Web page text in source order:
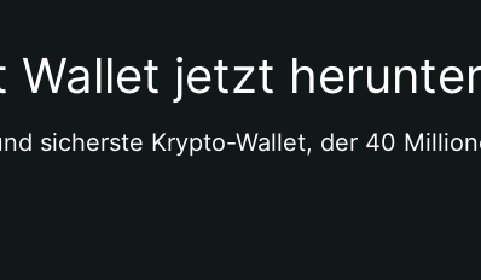
Wallet jetzt
sicherste Krypto-Wallet, der 40